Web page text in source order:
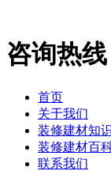
咨询热线
首页
关于我们
装修建材知
装修建材百
联系我们